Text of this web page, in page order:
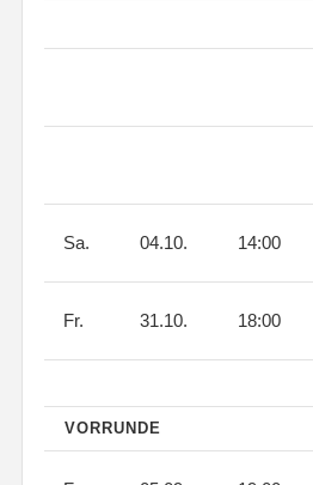
Sa. 04.10. 14:00
Fr. 31.10. 18:00
VORRUNDE